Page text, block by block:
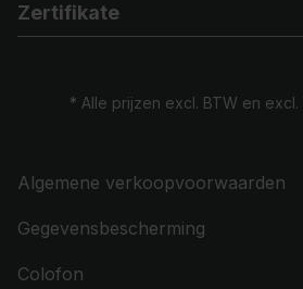
Zertifikate
* Alle prijzen excl. BTW en excl.
Algemene verkoopvoorwaarden
Gegevensbescherming
Colofon